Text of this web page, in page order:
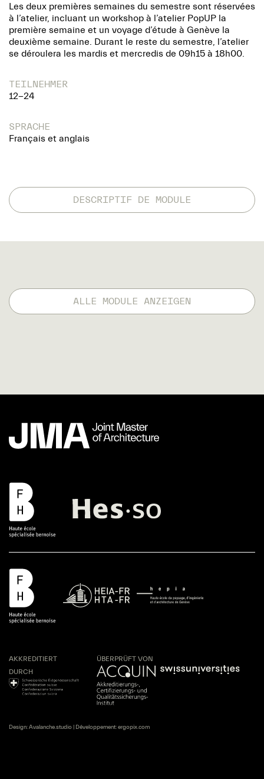
Les deux premières semaines du semestre sont réservées
à l’atelier, incluant un workshop à l’atelier PopUP la
première semaine et un voyage d’étude à Genève la
deuxième semaine. Durant le reste du semestre, l’atelier
se déroulera les mardis et mercredis de 09h15 à 18h00.
TEILNEHMER
12-24
SPRACHE
Français et anglais
DESCRIPTIF DE MODULE
ALLE MODULE ANZEIGEN
AKKREDITIERT
DURCH
ÜBERPRÜFT VON
Design:Avalanche.studio | Développement:ergopix.com